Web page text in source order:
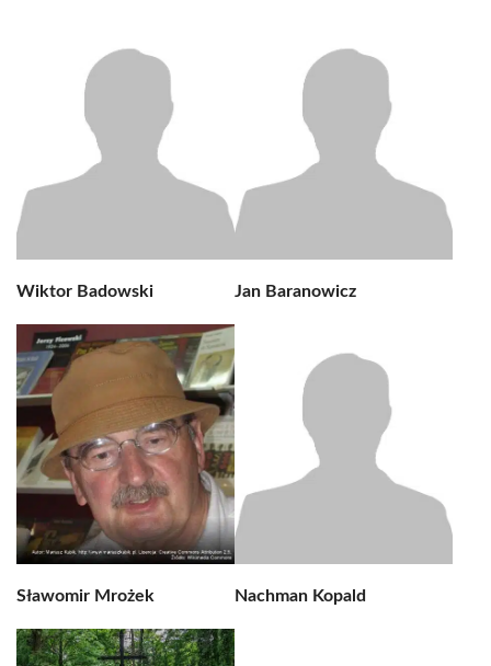
Wiktor Badowski Jan Baranowicz
Sławomir Mrożek Nachman Kopald